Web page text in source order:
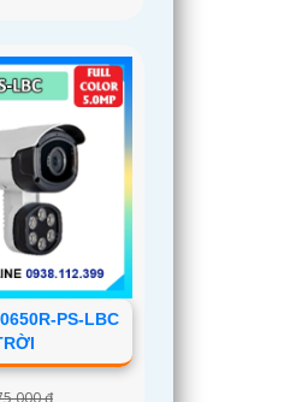
PS-LBC